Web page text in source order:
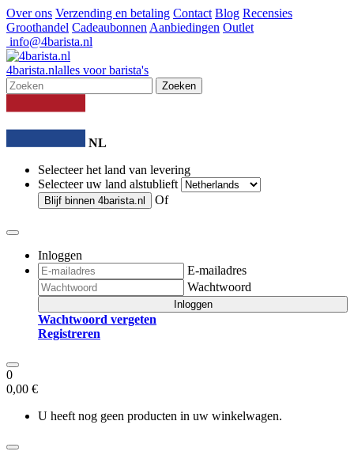
Over ons Verzending en betaling Contact Blog Recensies
Groothandel Cadeaubonnen Aanbiedingen Outlet
info@4barista.nl
4barista.nlalles voor barista's
Zoeken
NL
Selecteer het land van levering
Selecteer uw land alstublieft
Blijf binnen 4barista.nl Of
Inloggen
E-mailadres
Wachtwoord
Inloggen
Wachtwoord vergeten
Registreren
0
0,00 €
U heeft nog geen producten in uw winkelwagen.